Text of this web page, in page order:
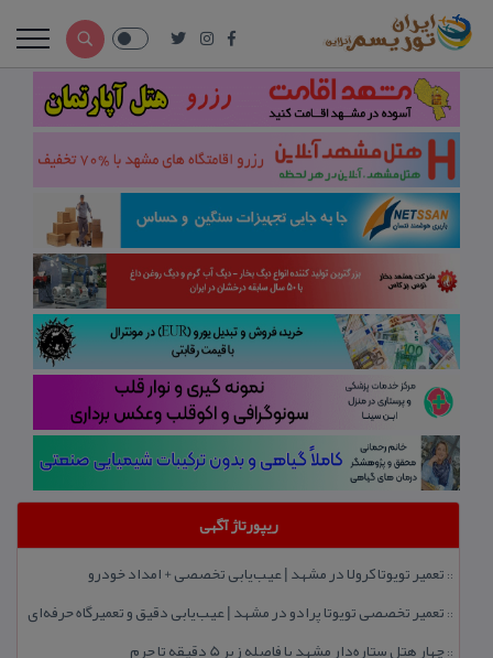
ریپورتاژ آگهی
:: تعمیر تویوتا كرولا در مشهد | عیب‌یابی تخصصی + امداد خودرو
:: تعمیر تخصصی تویوتا پرادو در مشهد | عیب‌یابی دقیق و تعمیرگاه حرفه‌ای
::چهار هتل‌ ستاره‌دار مشهد با فاصله زیر 5 دقیقه تا حرم